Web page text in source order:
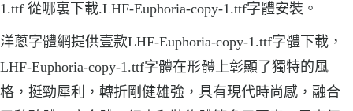
1.ttf 從哪裏下載.LHF-Euphoria-copy-1.ttf字體安裝。
洋蔥字體網提供壹款LHF-Euphoria-copy-1.ttf字體下載，
LHF-Euphoria-copy-1.ttf字體在形體上彰顯了獨特的風
格，挺勁犀利，轉折剛健雄強，具有現代時尚感，融合